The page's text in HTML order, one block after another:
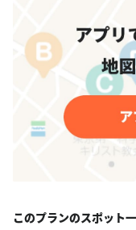
このプランのスポット